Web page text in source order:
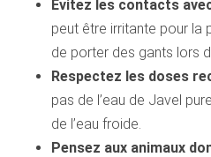
Évitez les contacts
peut être irritante pour la
de porter des gants lors
Respectez les doses
pas de l’eau de Javel
de l’eau froide.
Pensez aux animaux